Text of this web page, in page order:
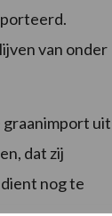
van onder
graanimport uit
dat zij
nog te